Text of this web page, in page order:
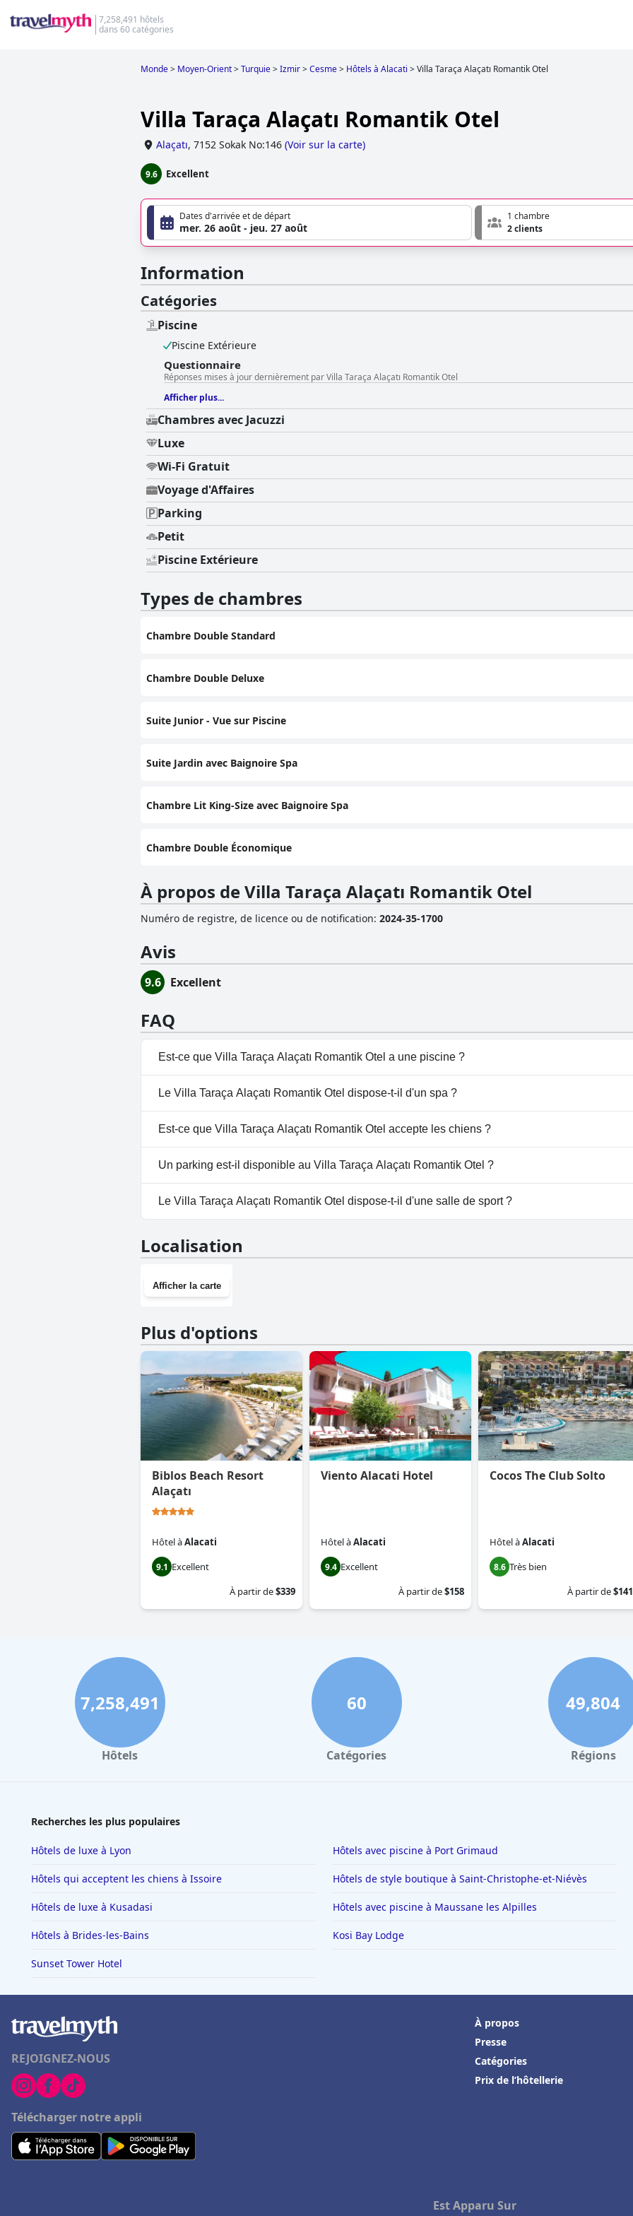
7,258,491 hôtels
dans 60 catégories
Monde> Moyen-Orient>Turquie>Izmir>Cesme> Hôtels à Alacati >Villa Taraça Alaçatı Romantik Otel
Villa Taraça Alaçatı Romantik Otel
Alaçatı, 7152 Sokak No:146 (Voir sur la carte)
9.6 Excellent
Dates d'arrivée et de départ
mer. 26 août - jeu. 27 août
1 chambre
2 clients
Information
Catégories
Piscine
Piscine Extérieure
Questionnaire
Réponses mises à jour dernièrement par Villa Taraça Alaçatı Romantik Otel
Afficher plus...
Chambres avec Jacuzzi
Luxe
Wi-Fi Gratuit
Voyage d'Affaires
Parking
Petit
Piscine Extérieure
Types de chambres
Chambre Double Standard
Chambre Double Deluxe
Suite Junior - Vue sur Piscine
Suite Jardin avec Baignoire Spa
Chambre Lit King-Size avec Baignoire Spa
Chambre Double Économique
À propos de Villa Taraça Alaçatı Romantik Otel
Numéro de registre, de licence ou de notification: 2024-35-1700
Avis
9.6 Excellent
FAQ
Est-ce que Villa Taraça Alaçatı Romantik Otel a une piscine ?
Oui, Villa Taraça Alaçatı Romantik Otel dispose de piscine(s) appartenant à une ou
Piscine Extérieure.Pour plus d'informations, lisez les réponses au questionnaire
Le Villa Taraça Alaçatı Romantik Otel dispose-t-il d'un spa ?
Non, il n'y a pas de spa à Villa Taraça Alaçatı Romantik Otel.
Est-ce que Villa Taraça Alaçatı Romantik Otel accepte les chiens ?
Non, Villa Taraça Alaçatı Romantik Otel n'accepte pas les chiens.
Un parking est-il disponible au Villa Taraça Alaçatı Romantik Otel ?
Oui, un parking est disponible à Villa Taraça Alaçatı Romantik Otel.
Le Villa Taraça Alaçatı Romantik Otel dispose-t-il d'une salle de sport ?
Localisation
Afficher la carte
Plus d'options
Biblos Beach Resort
Alaçatı
HôtelàAlacati
9.1 Excellent
À partir de$339
Viento Alacati Hotel
HôtelàAlacati
9.4 Excellent
À partir de$158
Cocos The Club Solto
HôtelàAlacati
8.6 Très bien
À partir de$141
7,258,491
Hôtels
60
Catégories
49,804
Régions
Recherches les plus populaires
Hôtels de luxe à Lyon Hôtels avec piscine à Port Grimaud
Hôtels qui acceptent les chiens à Issoire Hôtels de style boutique à Saint-Christophe-et-Niévès
Hôtels de luxe à Kusadasi Hôtels avec piscine à Maussane les Alpilles
Hôtels à Brides-les-Bains Kosi Bay Lodge
Sunset Tower Hotel
REJOIGNEZ-NOUS
Télécharger notre appli
À propos
Presse
Catégories
Prix de l’hôtellerie
Est Apparu Sur